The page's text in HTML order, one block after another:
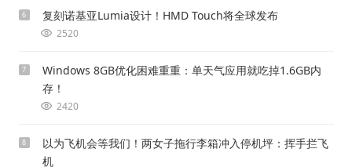
6 复刻诺基亚Lumia设计！HMD Touch将全球发布
2520
7
Windows 8GB优化困难重重：单天气应用就吃掉1.6GB内
存！
2420
8
以为飞机会等我们！两女子拖行李箱冲入停机坪：挥手拦飞
机